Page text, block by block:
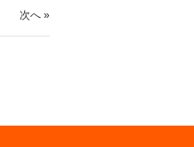
次へ »